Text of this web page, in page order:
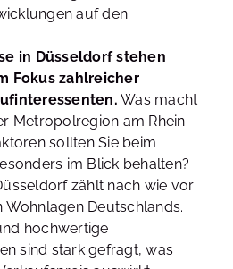
auf den
in Düsseldorf stehen
Fokus zahlreicher
Was macht
Metropolregion am Rhein
sollten Sie beim
im Blick behalten?
zählt nach wie vor
Deutschlands.
hochwertige
sind stark gefragt, was